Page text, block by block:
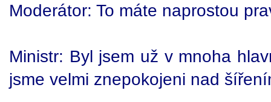
Moderátor: To máte naprostou
Ministr: Byl jsem už v mnoha
jsme velmi znepokojeni nad